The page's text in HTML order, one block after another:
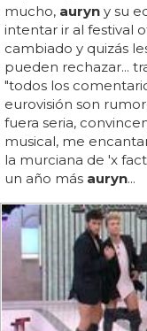
mucho, auryn y su
intentar ir al festival
cambiado y quizás
pueden rechazar...
"todos los
eurovisión son
fuera seria,
musical, me
la murciana de 'x
un año más auryn...